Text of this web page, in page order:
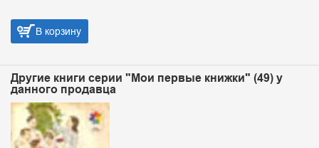
В корзину
Другие книги серии "Мои первые книжки" (49) у
данного продавца